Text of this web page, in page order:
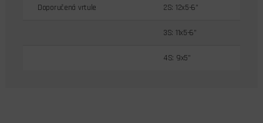
Doporučená vrtule 2S: 12x5-6”
3S: 11x5-6”
4S: 9x5”